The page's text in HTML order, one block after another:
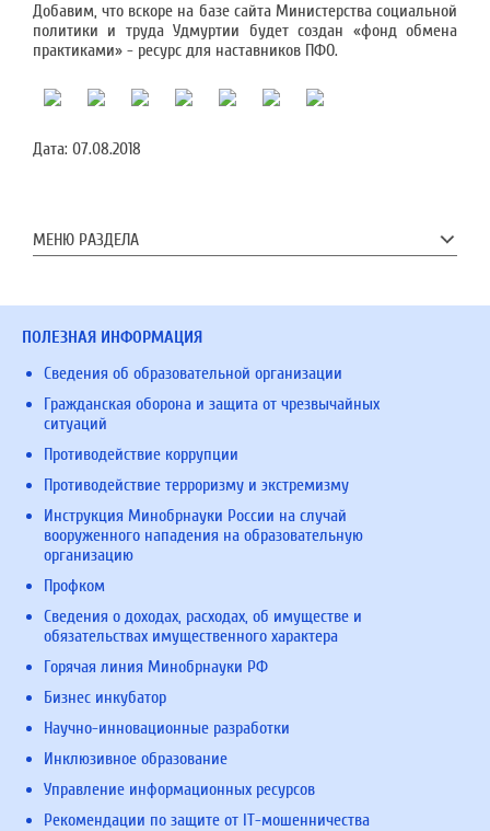
Добавим, что вскоре на базе сайта Министерства социальной
политики и труда Удмуртии будет создан «фонд обмена
практиками» - ресурс для наставников ПФО.
Дата: 07.08.2018
МЕНЮ РАЗДЕЛА
ПОЛЕЗНАЯ ИНФОРМАЦИЯ
Сведения об образовательной организации
Гражданская оборона и защита от чрезвычайных
ситуаций
Противодействие коррупции
Противодействие терроризму и экстремизму
Инструкция Минобрнауки России на случай
вооруженного нападения на образовательную
организацию
Профком
Сведения о доходах, расходах, об имуществе и
обязательствах имущественного характера
Горячая линия Минобрнауки РФ
Бизнес инкубатор
Научно-инновационные разработки
Инклюзивное образование
Управление информационных ресурсов
Рекомендации по защите от IT-мошенничества